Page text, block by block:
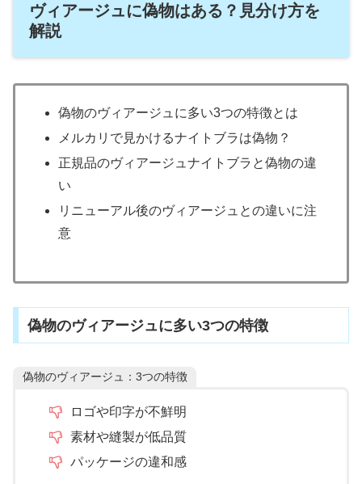
ヴィアージュに偽物はある？見分け方を
解説
偽物のヴィアージュに多い3つの特徴とは
メルカリで見かけるナイトブラは偽物？
正規品のヴィアージュナイトブラと偽物の違
い
リニューアル後のヴィアージュとの違いに注
意
偽物のヴィアージュに多い3つの特徴
偽物のヴィアージュ：3つの特徴
ロゴや印字が不鮮明
素材や縫製が低品質
パッケージの違和感